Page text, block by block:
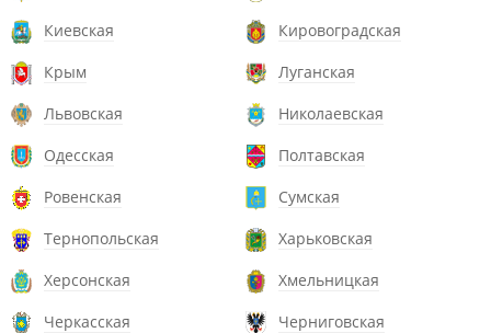
Киевская
Кировоградская
Крым
Луганская
Львовская
Николаевская
Одесская
Полтавская
Ровенская
Сумская
Тернопольская
Харьковская
Херсонская
Хмельницкая
Черкасская
Черниговская